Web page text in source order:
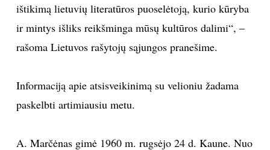
MUZIKA
TEATRAS
SPORTAS
ištikimą lietuvių literatūros puoselėtoją, kurio kūryba
ir mintys išliks reikšminga mūsų kultūros dalimi“, –
rašoma Lietuvos rašytojų sąjungos pranešime.
Informaciją apie atsisveikinimą su velioniu žadama
paskelbti artimiausiu metu.
A. Marčėnas gimė 1960 m. rugsėjo 24 d. Kaune. Nuo